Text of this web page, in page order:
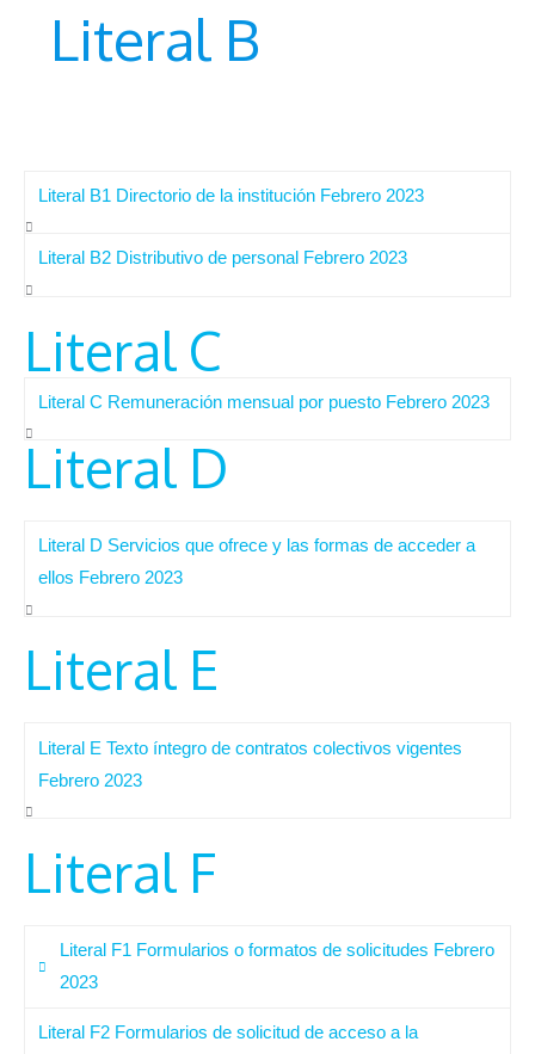
Literal B
Literal B1 Directorio de la institución Febrero 2023
Literal B2 Distributivo de personal Febrero 2023
Literal C
Literal C Remuneración mensual por puesto Febrero 2023
Literal D
Literal D Servicios que ofrece y las formas de acceder a
ellos Febrero 2023
Literal E
Literal E Texto íntegro de contratos colectivos vigentes
Febrero 2023
Literal F
Literal F1 Formularios o formatos de solicitudes Febrero
2023
Literal F2 Formularios de solicitud de acceso a la